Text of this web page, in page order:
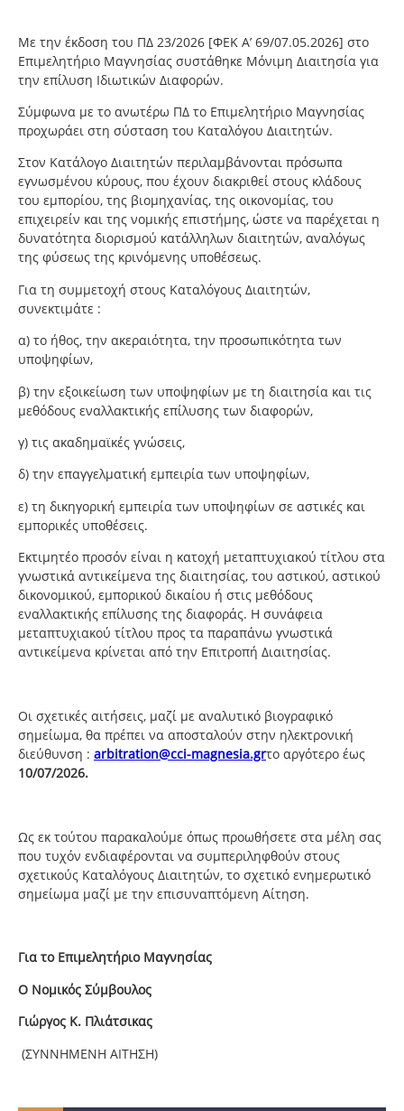
Με την έκδοση του ΠΔ 23/2026 [ΦΕΚ Α’ 69/07.05.2026] στο
Επιμελητήριο Μαγνησίας συστάθηκε Μόνιμη Διαιτησία για
την επίλυση Ιδιωτικών Διαφορών.
Σύμφωνα με το ανωτέρω ΠΔ το Επιμελητήριο Μαγνησίας
προχωράει στη σύσταση του Καταλόγου Διαιτητών.
Στον Κατάλογο Διαιτητών περιλαμβάνονται πρόσωπα
εγνωσμένου κύρους, που έχουν διακριθεί στους κλάδους
του εμπορίου, της βιομηχανίας, της οικονομίας, του
επιχειρείν και της νομικής επιστήμης, ώστε να παρέχεται η
δυνατότητα διορισμού κατάλληλων διαιτητών, αναλόγως
της φύσεως της κρινόμενης υποθέσεως.
Για τη συμμετοχή στους Καταλόγους Διαιτητών,
συνεκτιμάτε :
α) το ήθος, την ακεραιότητα, την προσωπικότητα των
υποψηφίων,
β) την εξοικείωση των υποψηφίων με τη διαιτησία και τις
μεθόδους εναλλακτικής επίλυσης των διαφορών,
γ) τις ακαδημαϊκές γνώσεις,
δ) την επαγγελματική εμπειρία των υποψηφίων,
ε) τη δικηγορική εμπειρία των υποψηφίων σε αστικές και
εμπορικές υποθέσεις.
Εκτιμητέο προσόν είναι η κατοχή μεταπτυχιακού τίτλου στα
γνωστικά αντικείμενα της διαιτησίας, του αστικού, αστικού
δικονομικού, εμπορικού δικαίου ή στις μεθόδους
εναλλακτικής επίλυσης της διαφοράς. Η συνάφεια
μεταπτυχιακού τίτλου προς τα παραπάνω γνωστικά
αντικείμενα κρίνεται από την Επιτροπή Διαιτησίας.
Οι σχετικές αιτήσεις, μαζί με αναλυτικό βιογραφικό
σημείωμα, θα πρέπει να αποσταλούν στην ηλεκτρονική
διεύθυνση : arbitration@cci-magnesia.grτο αργότερο έως
10/07/2026.
Ως εκ τούτου παρακαλούμε όπως προωθήσετε στα μέλη σας
που τυχόν ενδιαφέρονται να συμπεριληφθούν στους
σχετικούς Καταλόγους Διαιτητών, το σχετικό ενημερωτικό
σημείωμα μαζί με την επισυναπτόμενη Αίτηση.
Για το Επιμελητήριο Μαγνησίας
Ο Νομικός Σύμβουλος
Γιώργος Κ. Πλιάτσικας
(ΣΥΝΝΗΜΕΝΗ ΑΙΤΗΣΗ)